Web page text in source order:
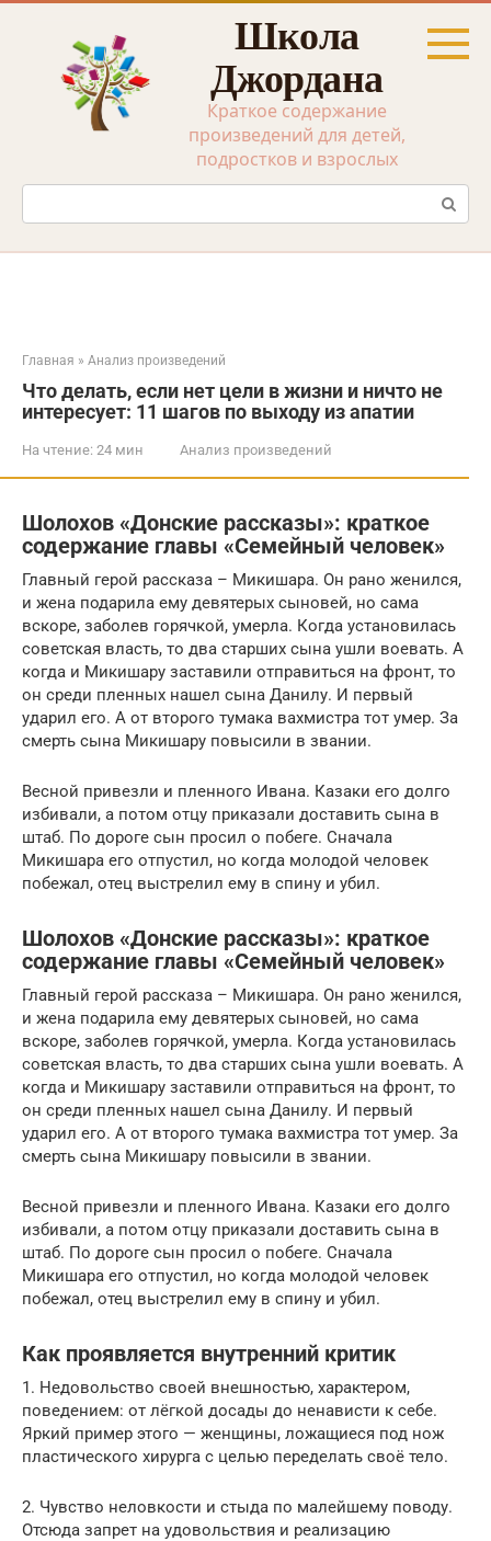
Перейти
Школа
Джордана
Краткое содержание
произведений для детей,
подростков и взрослых
Поиск:
Главная » Анализ произведений
Что делать, если нет цели в жизни и ничто не
интересует: 11 шагов по выходу из апатии
На чтение: 24 мин Анализ произведений
Шолохов «Донские рассказы»: краткое
содержание главы «Семейный человек»
Главный герой рассказа – Микишара. Он рано женился,
и жена подарила ему девятерых сыновей, но сама
вскоре, заболев горячкой, умерла. Когда установилась
советская власть, то два старших сына ушли воевать. А
когда и Микишару заставили отправиться на фронт, то
он среди пленных нашел сына Данилу. И первый
ударил его. А от второго тумака вахмистра тот умер. За
смерть сына Микишару повысили в звании.
Весной привезли и пленного Ивана. Казаки его долго
избивали, а потом отцу приказали доставить сына в
штаб. По дороге сын просил о побеге. Сначала
Микишара его отпустил, но когда молодой человек
побежал, отец выстрелил ему в спину и убил.
Шолохов «Донские рассказы»: краткое
содержание главы «Семейный человек»
Главный герой рассказа – Микишара. Он рано женился,
и жена подарила ему девятерых сыновей, но сама
вскоре, заболев горячкой, умерла. Когда установилась
советская власть, то два старших сына ушли воевать. А
когда и Микишару заставили отправиться на фронт, то
он среди пленных нашел сына Данилу. И первый
ударил его. А от второго тумака вахмистра тот умер. За
смерть сына Микишару повысили в звании.
Весной привезли и пленного Ивана. Казаки его долго
избивали, а потом отцу приказали доставить сына в
штаб. По дороге сын просил о побеге. Сначала
Микишара его отпустил, но когда молодой человек
побежал, отец выстрелил ему в спину и убил.
Как проявляется внутренний критик
1. Недовольство своей внешностью, характером,
поведением: от лёгкой досады до ненависти к себе.
Яркий пример этого — женщины, ложащиеся под нож
пластического хирурга с целью переделать своё тело.
2. Чувство неловкости и стыда по малейшему поводу.
Отсюда запрет на удовольствия и реализацию